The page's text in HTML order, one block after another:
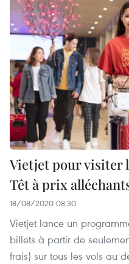
Vietjet pour visiter
Têt à prix
18/08/2020 08:30
Vietjet lance un
billets à partir de
frais) sur tous les vols au